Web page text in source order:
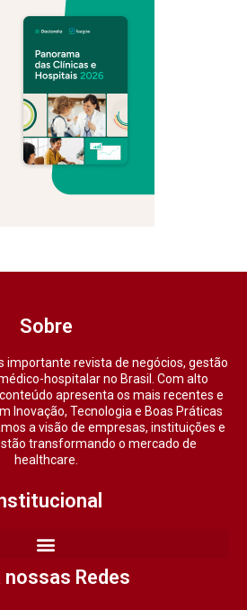
Sobre
importante revista de negócios, gestão
hospitalar no Brasil. Com alto
apresenta os mais recentes e
Inovação, Tecnologia e Boas Práticas
a visão de empresas, instituições e
transformando o mercado de
healthcare.
nossas Redes